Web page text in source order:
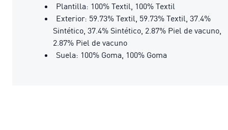
Plantilla: 100% Textil, 100% Textil
Exterior: 59.73% Textil, 59.73% Textil, 37.4%
Sintético, 37.4% Sintético, 2.87% Piel de vacuno,
2.87% Piel de vacuno
Suela: 100% Goma, 100% Goma